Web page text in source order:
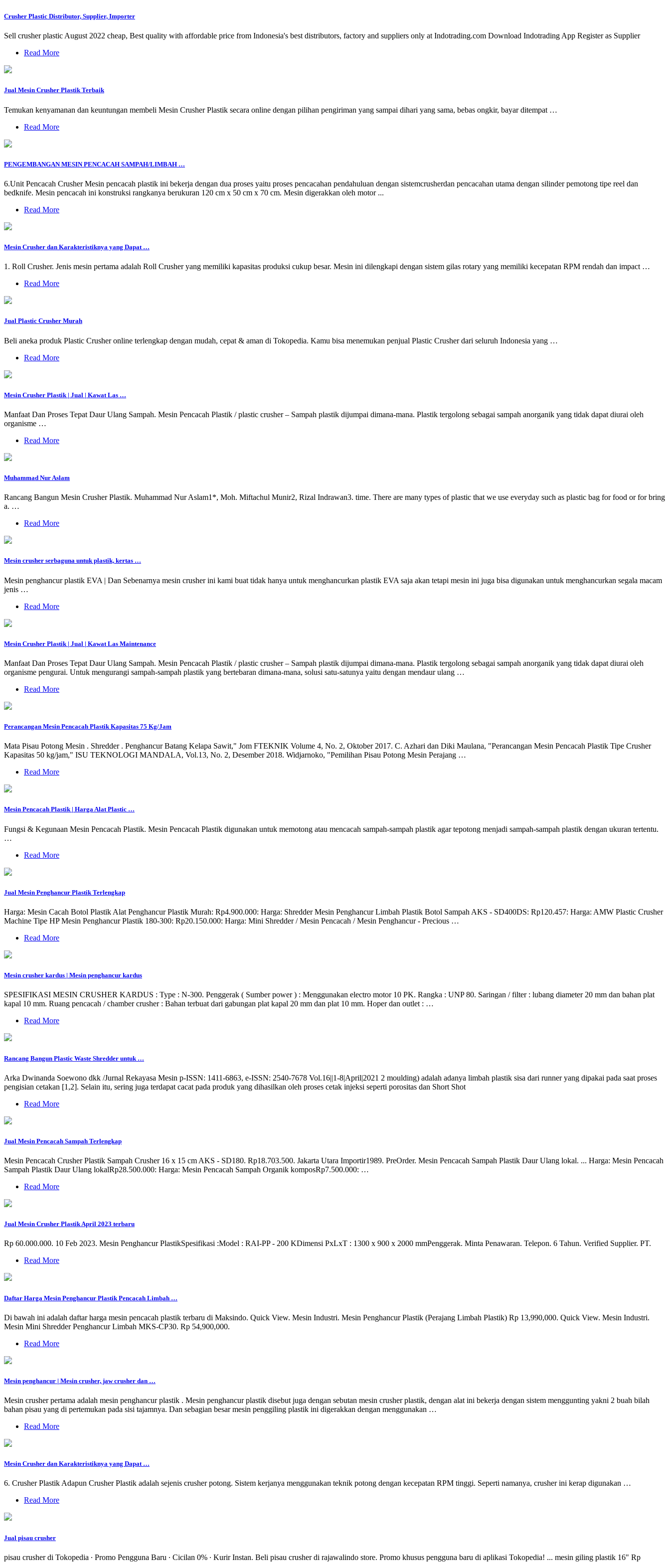
Crusher Plastic Distributor, Supplier, Importer
Sell crusher plastic August 2022 cheap, Best quality with affordable price from Indonesia's best distributors, factory and suppliers only at Indotrading.com Download Indotrading App Register as Supplier
Read More
Jual Mesin Crusher Plastik Terbaik
Temukan kenyamanan dan keuntungan membeli Mesin Crusher Plastik secara online dengan pilihan pengiriman yang sampai dihari yang sama, bebas ongkir, bayar ditempat …
Read More
PENGEMBANGAN MESIN PENCACAH SAMPAH/LIMBAH …
6.Unit Pencacah Crusher Mesin pencacah plastik ini bekerja dengan dua proses yaitu proses pencacahan pendahuluan dengan sistemcrusherdan pencacahan utama dengan silinder pemotong tipe reel dan
bedknife. Mesin pencacah ini konstruksi rangkanya berukuran 120 cm x 50 cm x 70 cm. Mesin digerakkan oleh motor ...
Read More
Mesin Crusher dan Karakteristiknya yang Dapat …
1. Roll Crusher. Jenis mesin pertama adalah Roll Crusher yang memiliki kapasitas produksi cukup besar. Mesin ini dilengkapi dengan sistem gilas rotary yang memiliki kecepatan RPM rendah dan impact …
Read More
Jual Plastic Crusher Murah
Beli aneka produk Plastic Crusher online terlengkap dengan mudah, cepat & aman di Tokopedia. Kamu bisa menemukan penjual Plastic Crusher dari seluruh Indonesia yang …
Read More
Mesin Crusher Plastik | Jual | Kawat Las …
Manfaat Dan Proses Tepat Daur Ulang Sampah. Mesin Pencacah Plastik / plastic crusher – Sampah plastik dijumpai dimana-mana. Plastik tergolong sebagai sampah anorganik yang tidak dapat diurai oleh
organisme …
Read More
Muhammad Nur Aslam
Rancang Bangun Mesin Crusher Plastik. Muhammad Nur Aslam1*, Moh. Miftachul Munir2, Rizal Indrawan3. time. There are many types of plastic that we use everyday such as plastic bag for food or for bring
a. …
Read More
Mesin crusher serbaguna untuk plastik, kertas …
Mesin penghancur plastik EVA | Dan Sebenarnya mesin crusher ini kami buat tidak hanya untuk menghancurkan plastik EVA saja akan tetapi mesin ini juga bisa digunakan untuk menghancurkan segala macam
jenis …
Read More
Mesin Crusher Plastik | Jual | Kawat Las Maintenance
Manfaat Dan Proses Tepat Daur Ulang Sampah. Mesin Pencacah Plastik / plastic crusher – Sampah plastik dijumpai dimana-mana. Plastik tergolong sebagai sampah anorganik yang tidak dapat diurai oleh
organisme pengurai. Untuk mengurangi sampah-sampah plastik yang bertebaran dimana-mana, solusi satu-satunya yaitu dengan mendaur ulang …
Read More
Perancangan Mesin Pencacah Plastik Kapasitas 75 Kg/Jam
Mata Pisau Potong Mesin . Shredder . Penghancur Batang Kelapa Sawit," Jom FTEKNIK Volume 4, No. 2, Oktober 2017. C. Azhari dan Diki Maulana, "Perancangan Mesin Pencacah Plastik Tipe Crusher
Kapasitas 50 kg/jam," ISU TEKNOLOGI MANDALA, Vol.13, No. 2, Desember 2018. Widjarnoko, "Pemilihan Pisau Potong Mesin Perajang …
Read More
Mesin Pencacah Plastik | Harga Alat Plastic …
Fungsi & Kegunaan Mesin Pencacah Plastik. Mesin Pencacah Plastik digunakan untuk memotong atau mencacah sampah-sampah plastik agar tepotong menjadi sampah-sampah plastik dengan ukuran tertentu.
…
Read More
Jual Mesin Penghancur Plastik Terlengkap
Harga: Mesin Cacah Botol Plastik Alat Penghancur Plastik Murah: Rp4.900.000: Harga: Shredder Mesin Penghancur Limbah Plastik Botol Sampah AKS - SD400DS: Rp120.457: Harga: AMW Plastic Crusher
Machine Tipe HP Mesin Penghancur Plastik 180-300: Rp20.150.000: Harga: Mini Shredder / Mesin Pencacah / Mesin Penghancur - Precious …
Read More
Mesin crusher kardus | Mesin penghancur kardus
SPESIFIKASI MESIN CRUSHER KARDUS : Type : N-300. Penggerak ( Sumber power ) : Menggunakan electro motor 10 PK. Rangka : UNP 80. Saringan / filter : lubang diameter 20 mm dan bahan plat
kapal 10 mm. Ruang pencacah / chamber crusher : Bahan terbuat dari gabungan plat kapal 20 mm dan plat 10 mm. Hoper dan outlet : …
Read More
Rancang Bangun Plastic Waste Shredder untuk …
Arka Dwinanda Soewono dkk /Jurnal Rekayasa Mesin p-ISSN: 1411-6863, e-ISSN: 2540-7678 Vol.16||1-8|April|2021 2 moulding) adalah adanya limbah plastik sisa dari runner yang dipakai pada saat proses
pengisian cetakan [1,2]. Selain itu, sering juga terdapat cacat pada produk yang dihasilkan oleh proses cetak injeksi seperti porositas dan Short Shot
Read More
Jual Mesin Pencacah Sampah Terlengkap
Mesin Pencacah Crusher Plastik Sampah Crusher 16 x 15 cm AKS - SD180. Rp18.703.500. Jakarta Utara Importir1989. PreOrder. Mesin Pencacah Sampah Plastik Daur Ulang lokal. ... Harga: Mesin Pencacah
Sampah Plastik Daur Ulang lokalRp28.500.000: Harga: Mesin Pencacah Sampah Organik komposRp7.500.000: …
Read More
Jual Mesin Crusher Plastik April 2023 terbaru
Rp 60.000.000. 10 Feb 2023. Mesin Penghancur PlastikSpesifikasi :Model : RAI-PP - 200 KDimensi PxLxT : 1300 x 900 x 2000 mmPenggerak. Minta Penawaran. Telepon. 6 Tahun. Verified Supplier. PT.
Read More
Daftar Harga Mesin Penghancur Plastik Pencacah Limbah …
Di bawah ini adalah daftar harga mesin pencacah plastik terbaru di Maksindo. Quick View. Mesin Industri. Mesin Penghancur Plastik (Perajang Limbah Plastik) Rp 13,990,000. Quick View. Mesin Industri.
Mesin Mini Shredder Penghancur Limbah MKS-CP30. Rp 54,900,000.
Read More
Mesin penghancur | Mesin crusher, jaw crusher dan …
Mesin crusher pertama adalah mesin penghancur plastik . Mesin penghancur plastik disebut juga dengan sebutan mesin crusher plastik, dengan alat ini bekerja dengan sistem menggunting yakni 2 buah bilah
bahan pisau yang di pertemukan pada sisi tajamnya. Dan sebagian besar mesin penggiling plastik ini digerakkan dengan menggunakan …
Read More
Mesin Crusher dan Karakteristiknya yang Dapat …
6. Crusher Plastik Adapun Crusher Plastik adalah sejenis crusher potong. Sistem kerjanya menggunakan teknik potong dengan kecepatan RPM tinggi. Seperti namanya, crusher ini kerap digunakan …
Read More
Jual pisau crusher
pisau crusher di Tokopedia ∙ Promo Pengguna Baru ∙ Cicilan 0% ∙ Kurir Instan. Beli pisau crusher di rajawalindo store. Promo khusus pengguna baru di aplikasi Tokopedia! ... mesin giling plastik 16" Rp